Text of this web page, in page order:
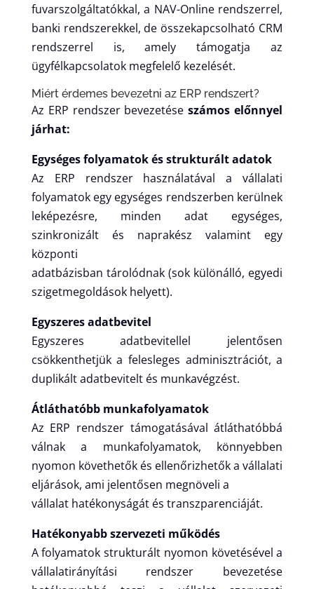
fuvarszolgáltatókkal, a NAV-Online rendszerrel,
banki rendszerekkel, de összekapcsolható CRM
rendszerrel is, amely támogatja az
ügyfélkapcsolatok megfelelő kezelését.
Miért érdemes bevezetni az ERP rendszert?
Az ERP rendszer bevezetéseszámos előnnyel
járhat:
Egységes folyamatok és strukturált adatok
Az ERP rendszer használatával a vállalati
folyamatok egy egységes rendszerben kerülnek
leképezésre, minden adat egységes,
szinkronizált és naprakész valamint egy
központi
adatbázisban tárolódnak (sok különálló, egyedi
szigetmegoldások helyett).
Egyszeres adatbevitel
Egyszeres adatbevitellel jelentősen
csökkenthetjük a felesleges adminisztrációt, a
duplikált adatbevitelt és munkavégzést.
Átláthatóbb munkafolyamatok
Az ERP rendszer támogatásával átláthatóbbá
válnak a munkafolyamatok, könnyebben
nyomon követhetők és ellenőrizhetők a vállalati
eljárások, ami jelentősen megnöveli a
vállalat hatékonyságát és transzparenciáját.
Hatékonyabb szervezeti működés
A folyamatok strukturált nyomon követésével a
vállalatirányítási rendszer bevezetése